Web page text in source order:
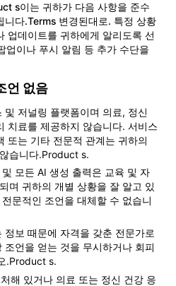
s이는 귀하가 다음 사항을 준수
니다.Terms 변경된대로. 특정 상황
업데이트를 귀하에게 알리도록 선
업이나 푸시 알림 등 추가 수단을
언 없음
저널링 플랫폼이며 의료, 정신
치료를 제공하지 않습니다. 서비스
또는 기타 전문적 관계는 귀하의
습니다.Product s.
모든 AI 생성 출력은 교육 및 자
며 귀하의 개별 상황을 잘 알고 있
문적인 조언을 대체할 수 없습니
정보 때문에 자격을 갖춘 전문가로
조언을 얻는 것을 무시하거나 회피
.Product s.
해 있거나 의료 또는 정신 건강 응